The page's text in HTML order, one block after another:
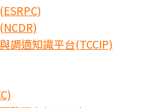
調適知識平台(TCCIP)